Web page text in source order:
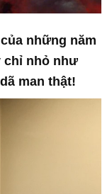
những năm
chỉ nhỏ như
man thật!